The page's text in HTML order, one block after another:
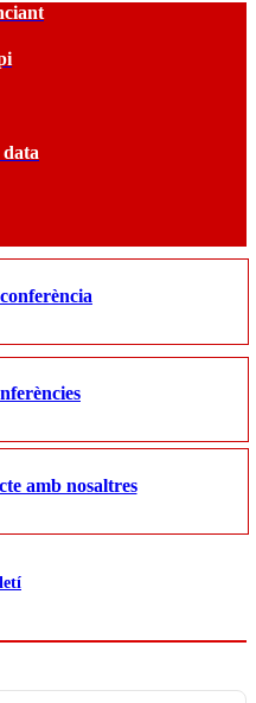
amb nosaltres